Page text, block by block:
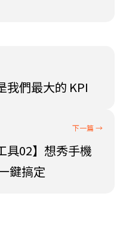
我們最大的 KPI
具02】想秀手機
鍵搞定